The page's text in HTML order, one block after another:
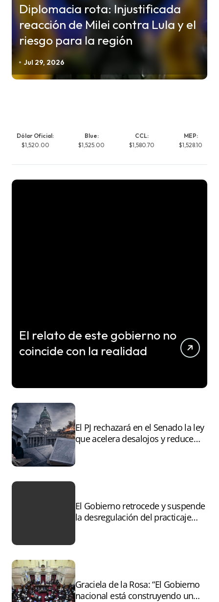
Diplomacia rota: Injustificada
reacción de Milei contra Lula y el
riesgo para la región
Jul 29, 2026
Dólar Oficial:
$1,520.00
Blue:
$1,525.00
CCL:
$1,580.70
MEP:
$1,528.10
El relato de este gobierno no
coincide con la realidad
El PJ rechazará en el Senado la ley
que acelera desalojos y reduce
El Gobierno retrocede y suspende
la desregulación del practicaje
Graciela de la Rosa: “El Gobierno
nacional está construyendo un